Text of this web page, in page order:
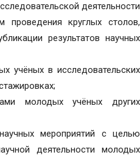
деятельности
проведения круглых столов,
результатов научных
учёных в исследовательских
молодых учёных других
мероприятий с целью
деятельности молодых